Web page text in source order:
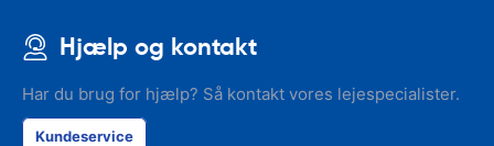
Hjælp og kontakt
Har du brug for hjælp? Så kontakt vores lejespecialister.
Kundeservice